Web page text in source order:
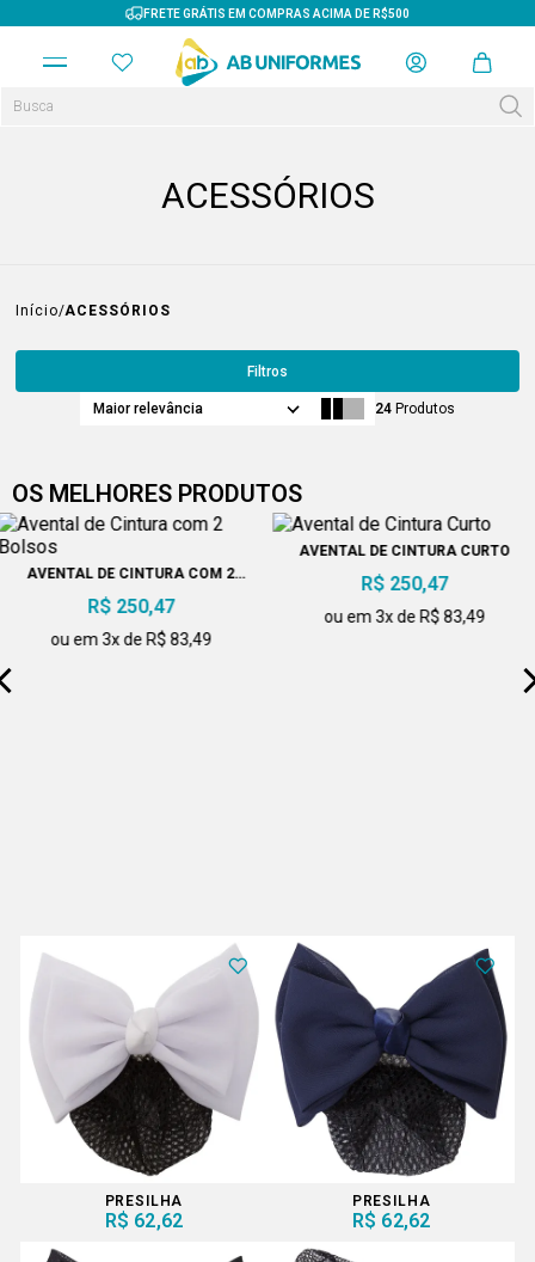
FRETE GRÁTIS EM COMPRAS ACIMA DE R$500
ACESSÓRIOS
Início ACESSÓRIOS
Filtros
24 Produtos
Maior relevância
OS MELHORES PRODUTOS
AVENTAL DE CINTURA COM 2
BOLSOS
R$ 250,47
ou em 3x de R$ 83,49
AVENTAL DE CINTURA CURTO
R$ 250,47
ou em 3x de R$ 83,49
PRESILHA
R$ 62,62
PRESILHA
R$ 62,62